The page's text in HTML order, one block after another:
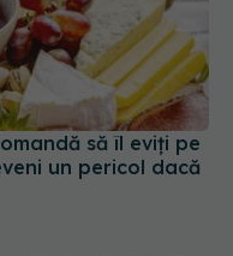
să îl eviți pe
un pericol dacă